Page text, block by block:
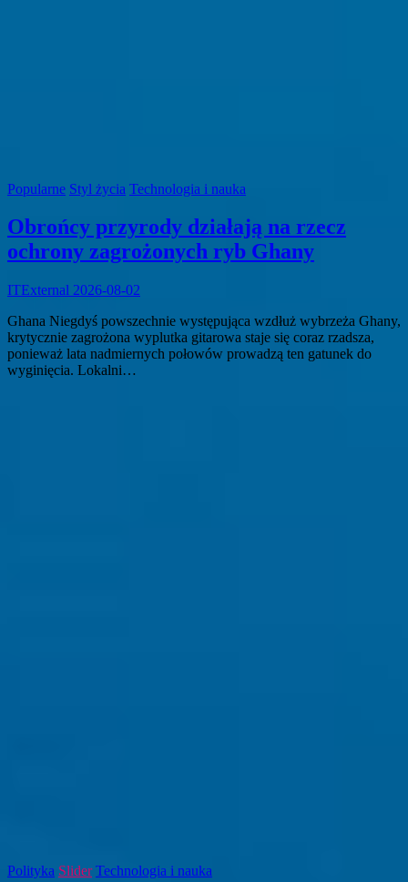
Popularne Styl życia Technologia i nauka
Obrońcy przyrody działają na rzecz
ochrony zagrożonych ryb Ghany
ITExternal 2026-08-02
Ghana Niegdyś powszechnie występująca wzdłuż wybrzeża Ghany,
krytycznie zagrożona wyplutka gitarowa staje się coraz rzadsza,
ponieważ lata nadmiernych połowów prowadzą ten gatunek do
wyginięcia. Lokalni…
Polityka Slider Technologia i nauka